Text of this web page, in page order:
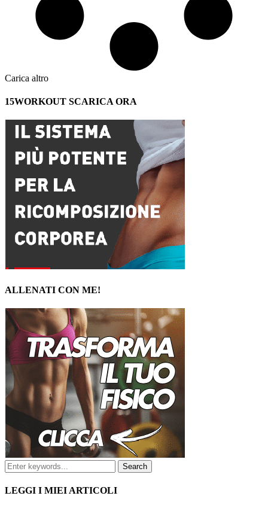
Carica altro
15WORKOUT SCARICA ORA
ALLENATI CON ME!
LEGGI I MIEI ARTICOLI